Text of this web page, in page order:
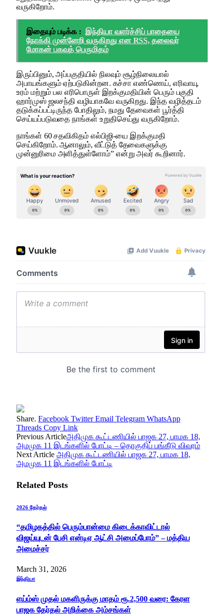
வருகிறோம்.
இதையும் படிக்க : இந்தியா வளர்ச்சிப் பாதையை
நோக்கி முன்னேறி வருகிறது என RSS, தலைவர்
மோகன் பகவத் பெருமிதம்
இருப்பினும், அப்பகுதியில் நிலவும் சூழ்நிலையால்
அபாயங்களும் ஏற்படுகின்றன. கச்சா எண்ணெய், எரிவாயு,
உரம் மற்றும் பல எரிபொருள் இறக்குமதியின் பெரும் பகுதி
ஹார்முஸ் ஜலசந்தி வழியாகவே வருகிறது. இந்த வழித்தடம்
தடுக்கப்பட்டிருந்த போதிலும், நமது தேவைகள் பூர்த்தி
செய்யப்படுவதை நாங்கள் உறுதிசெய்து வருகிறோம்.
நாங்கள் 60 சதவிகிதம் எல்பிஜி-யை இறக்குமதி
செய்கிறோம். ஆனாலும், வீட்டுத் தேவைகளுக்கு
முன்னுரிமை அளித்துள்ளோம்” என்று அவர் கூறினார்.
Share. Facebook Twitter Email Telegram WhatsApp
Threads Copy Link
Previous Articleஅதிமுக கூட்டணியில் பாஜக 27, பாமக 18,
அமமுக 11 இடங்களில் போட்டி – தொகுதிப் பங்கீடு விவரம்
Next Article அதிமுக கூட்டணியில் பாஜக 27, பாமக 18,
அமமுக 11 இடங்களில் போட்டி
Related Posts
2026 தேர்தல்
“தமிழகத்தில் பெரும்பான்மை கிடைக்காவிட்டால்
விஜய்யுடன் பேசி என்டிஏ ஆட்சி அமைப்போம்” – மத்திய
அமைச்சர்
March 31, 2026
இந்தியா
எய்ம்ஸ் முதல் மகளிருக்கு மாதம் ரூ.2,500 வரை: கேரள
பாஜக தேர்தல் அறிக்கை அம்சங்கள்